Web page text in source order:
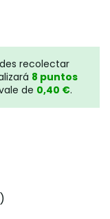
recolectar
8 puntos
de 0,40 €.